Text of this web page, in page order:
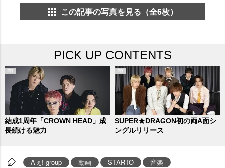
この記事の写真を見る（全6枚）
PICK UP CONTENTS
結成1周年「CROWN HEAD」成
長続ける魅力
SUPER★DRAGON初の両A面シ
ングルリリース
Aぇ! group 動画 STARTO 音楽